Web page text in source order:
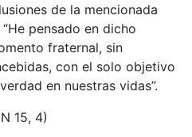
de la mencionada
pensado en dicho
fraternal, sin
con el solo objetivo
en nuestras vidas”.
15, 4)